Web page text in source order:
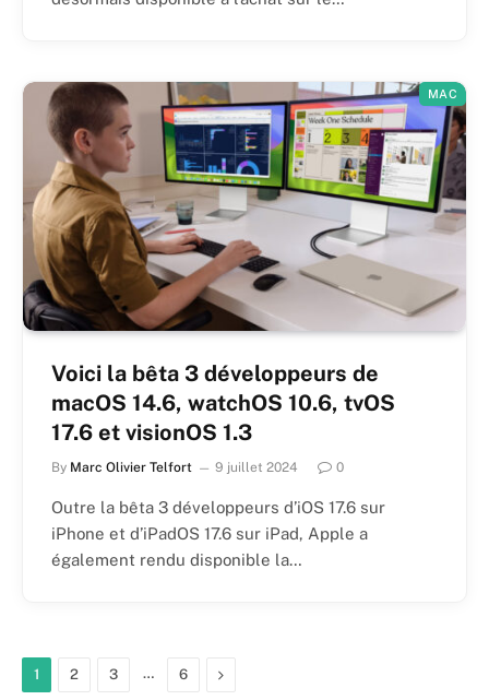
MAC
Voici la bêta 3 développeurs de
macOS 14.6, watchOS 10.6, tvOS
17.6 et visionOS 1.3
By Marc Olivier Telfort 9 juillet 2024 0
Outre la bêta 3 développeurs d’iOS 17.6 sur
iPhone et d’iPadOS 17.6 sur iPad, Apple a
également rendu disponible la…
1 2 3 … 6 Next